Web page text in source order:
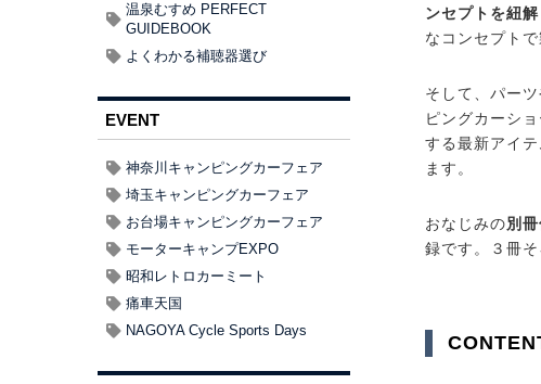
ンセプトを紐解
なコンセプト
そして、パー
ピングカーシ
する最新アイ
ます。
おなじみの別
録です。３冊
温泉むすめ PERFECT
GUIDEBOOK
よくわかる補聴器選び
EVENT
神奈川キャンピングカーフェア
埼玉キャンピングカーフェア
お台場キャンピングカーフェア
モーターキャンプEXPO
昭和レトロカーミート
痛車天国
NAGOYA Cycle Sports Days